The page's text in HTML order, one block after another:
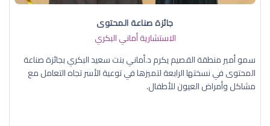
جائزة صناعة المحتوى
الاستشارية أماني البكري
سمو أمير منطقة القصيم يكرم د.أماني بنت سعيد البكري بجائزة صناعة
المحتوى في نسختها الرابعة لتميزها في توعية الأسر تجاه التعامل مع
مشاكل وأمراض العيون للأطفال.